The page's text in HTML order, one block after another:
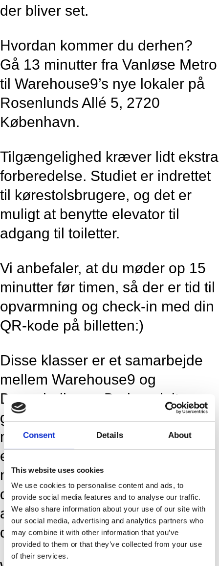
Consent Details About
This website uses cookies
We use cookies to personalise content and ads, to
provide social media features and to analyse our traffic.
We also share information about your use of our site with
our social media, advertising and analytics partners who
may combine it with other information that you’ve
provided to them or that they’ve collected from your use
of their services.
der bliver set.
Hvordan kommer du derhen?
Gå 13 minutter fra Vanløse Metro
til Warehouse9’s nye lokaler på
Rosenlunds Allé 5, 2720
København.
Tilgængelighed kræver lidt ekstra
forberedelse. Studiet er indrettet
til kørestolsbrugere, og det er
muligt at benytte elevator til
adgang til toiletter.
Vi anbefaler, at du møder op 15
minutter før timen, så der er tid til
opvarmning og check-in med din
QR-kode på billetten:)
Disse klasser er et samarbejde
mellem Warehouse9 og
Dansehallerne. Du kan deltage
gennem Warehouse9 eller som
medlem af Dansehallerne. Dette
er åbent for alle professionelle
medlemmer, uanset baggrund i
danseuddannelse, og vi
anbefaler at deltage alle tre
dage.